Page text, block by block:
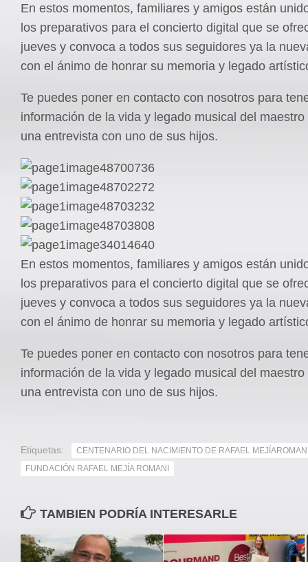
En estos momentos, familiares y amigos están
los preparativos para el concierto digital que se
jueves y convoca a todos sus seguidores ya la
con el ánimo de honrar su memoria y legado
Te puedes poner en contacto con nosotros para
información de la vida y legado musical del
una entrevista con uno de sus hijos.
En estos momentos, familiares y amigos están
los preparativos para el concierto digital que se
jueves y convoca a todos sus seguidores ya la
con el ánimo de honrar su memoria y legado
Te puedes poner en contacto con nosotros para
información de la vida y legado musical del
una entrevista con uno de sus hijos.
Etiquetas:
CENTENARIO DEL NACIMIENTO DE RAFAEL
FUNDACIÓN RAFAEL MEJÍA ROMANI
TAMBIEN PODRÍA INTERESARLE